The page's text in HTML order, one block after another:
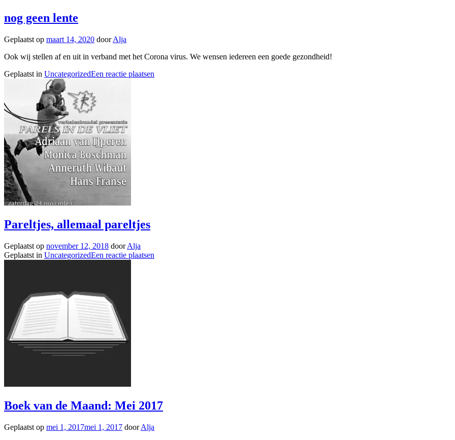
nog geen lente
Geplaatst op maart 14, 2020 doorAlja
Ook wij stellen af en uit in verband met het Corona virus. We wensen iedereen een goede gezondheid!
Geplaatst in UncategorizedEen reactie plaatsen
Pareltjes, allemaal pareltjes
Geplaatst op november 12, 2018 doorAlja
Geplaatst in UncategorizedEen reactie plaatsen
Boek van de Maand: Mei 2017
Geplaatst op mei 1, 2017mei 1, 2017 doorAlja